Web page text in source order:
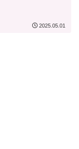
2025.05.01